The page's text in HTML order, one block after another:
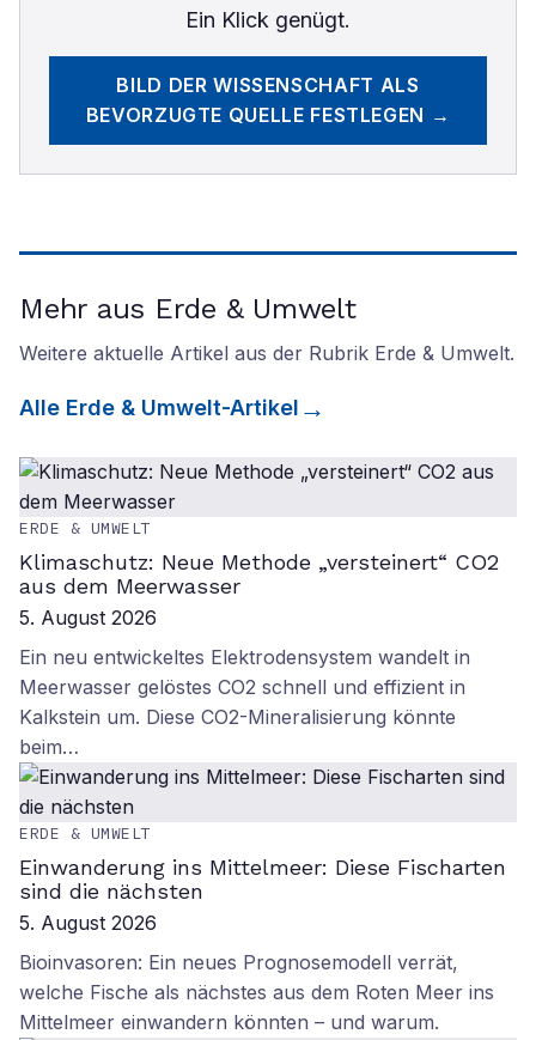
Ein Klick genügt.
BILD DER WISSENSCHAFT ALS
BEVORZUGTE QUELLE FESTLEGEN →
Mehr aus Erde & Umwelt
Weitere aktuelle Artikel aus der Rubrik Erde & Umwelt.
Alle Erde & Umwelt-Artikel
ERDE & UMWELT
Klimaschutz: Neue Methode „versteinert“ CO2
aus dem Meerwasser
5. August 2026
Ein neu entwickeltes Elektrodensystem wandelt in
Meerwasser gelöstes CO2 schnell und effizient in
Kalkstein um. Diese CO2-Mineralisierung könnte
beim…
ERDE & UMWELT
Einwanderung ins Mittelmeer: Diese Fischarten
sind die nächsten
5. August 2026
Bioinvasoren: Ein neues Prognosemodell verrät,
welche Fische als nächstes aus dem Roten Meer ins
Mittelmeer einwandern könnten – und warum.